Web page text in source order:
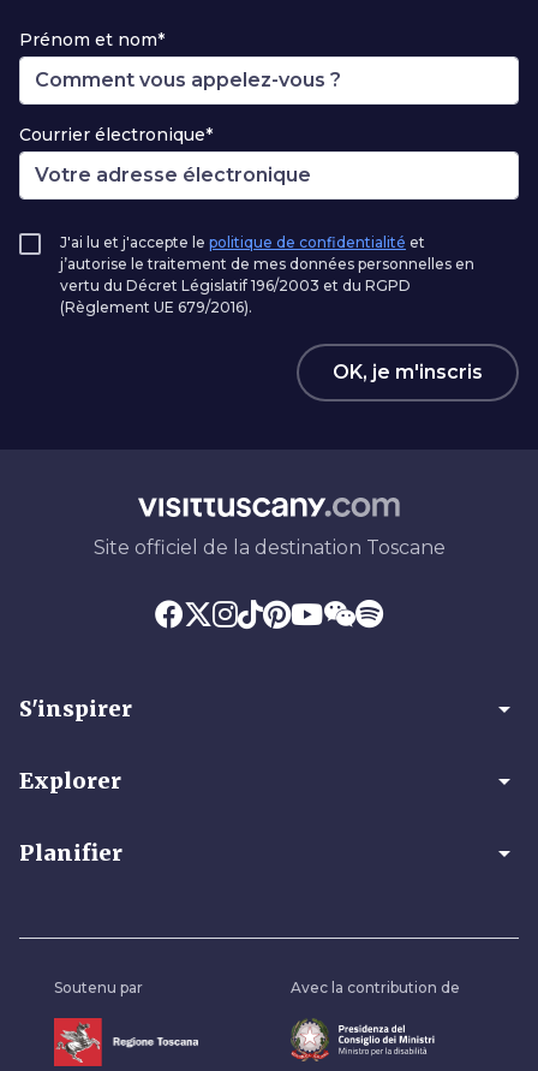
Prénom et nom*
Courrier électronique*
J'ai lu et j'accepte le politique de confidentialité et
j’autorise le traitement de mes données personnelles en
vertu du Décret Législatif 196/2003 et du RGPD
(Règlement UE 679/2016).
OK, je m'inscris
Site officiel de la destination Toscane
S'inspirer arrow_drop_down
Explorer arrow_drop_down
Planifier arrow_drop_down
Soutenu par Avec la contribution de